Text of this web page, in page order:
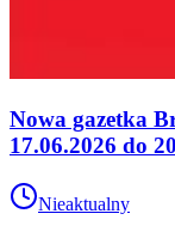
Nowa gazetka
17.06.2026 do
Nieaktualny